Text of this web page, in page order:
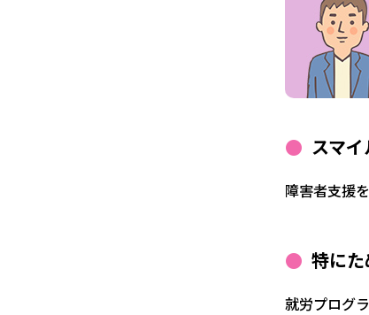
スマ
障害者支援
特に
就労プログ